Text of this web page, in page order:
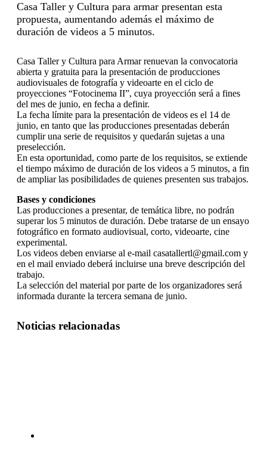
Casa Taller y Cultura para armar presentan esta
propuesta, aumentando además el máximo de
duración de videos a 5 minutos.
Casa Taller y Cultura para Armar renuevan la convocatoria
abierta y gratuita para la presentación de producciones
audiovisuales de fotografía y videoarte en el ciclo de
proyecciones “Fotocinema II”, cuya proyección será a fines
del mes de junio, en fecha a definir.
La fecha límite para la presentación de videos es el 14 de
junio, en tanto que las producciones presentadas deberán
cumplir una serie de requisitos y quedarán sujetas a una
preselección.
En esta oportunidad, como parte de los requisitos, se extiende
el tiempo máximo de duración de los videos a 5 minutos, a fin
de ampliar las posibilidades de quienes presenten sus trabajos.
Bases y condiciones
Las producciones a presentar, de temática libre, no podrán
superar los 5 minutos de duración. Debe tratarse de un ensayo
fotográfico en formato audiovisual, corto, videoarte, cine
experimental.
Los videos deben enviarse al e-mail casatallertl@gmail.com y
en el mail enviado deberá incluirse una breve descripción del
trabajo.
La selección del material por parte de los organizadores será
informada durante la tercera semana de junio.
Noticias relacionadas